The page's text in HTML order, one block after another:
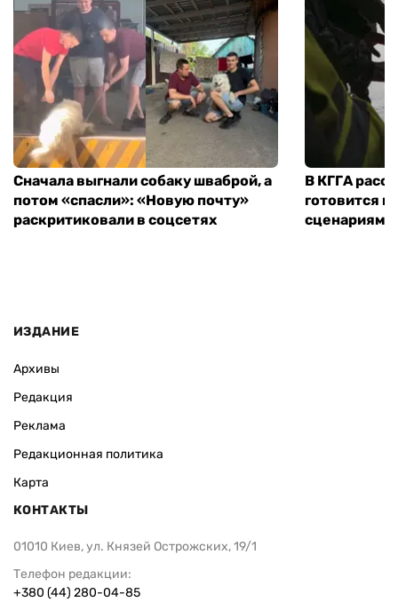
Сначала выгнали собаку шваброй, а
потом «спасли»: «Новую почту»
раскритиковали в соцсетях
В КГГА
готовится
сценариям
ИЗДАНИЕ
Архивы
Редакция
Реклама
Редакционная политика
Карта
КОНТАКТЫ
01010 Киев, ул. Князей Острожских, 19/1
Телефон редакции:
+380 (44) 280-04-85